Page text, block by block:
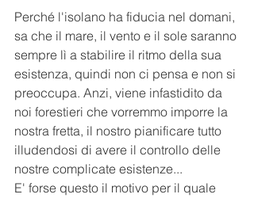
Perché l'isolano ha fiducia nel domani,
sa che il mare, il vento e il sole saranno
sempre lì a stabilire il ritmo della sua
esistenza, quindi non ci pensa e non si
preoccupa. Anzi, viene infastidito da
noi forestieri che vorremmo imporre la
nostra fretta, il nostro pianificare tutto
illudendosi di avere il controllo delle
nostre complicate esistenze...
E' forse questo il motivo per il quale